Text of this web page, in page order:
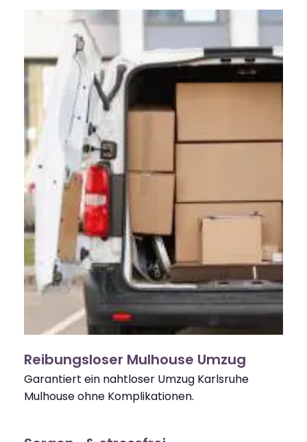
Reibungsloser Mulhouse Umzug
Garantiert ein nahtloser Umzug Karlsruhe
Mulhouse ohne Komplikationen.